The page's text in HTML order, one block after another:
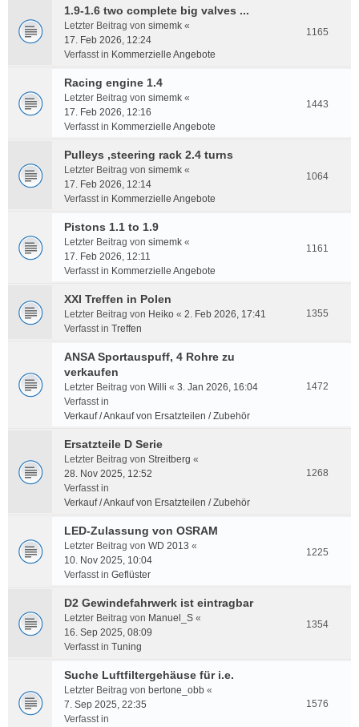
1.9-1.6 two complete big valves ...
Letzter Beitrag von simemk «
17. Feb 2026, 12:24
Verfasst in Kommerzielle Angebote
1165
Racing engine 1.4
Letzter Beitrag von simemk «
17. Feb 2026, 12:16
Verfasst in Kommerzielle Angebote
1443
Pulleys ,steering rack 2.4 turns
Letzter Beitrag von simemk «
17. Feb 2026, 12:14
Verfasst in Kommerzielle Angebote
1064
Pistons 1.1 to 1.9
Letzter Beitrag von simemk «
17. Feb 2026, 12:11
Verfasst in Kommerzielle Angebote
1161
XXI Treffen in Polen
Letzter Beitrag von Heiko « 2. Feb 2026, 17:41
Verfasst in Treffen
1355
ANSA Sportauspuff, 4 Rohre zu
verkaufen
Letzter Beitrag von Willi « 3. Jan 2026, 16:04
Verfasst in
Verkauf / Ankauf von Ersatzteilen / Zubehör
1472
Ersatzteile D Serie
Letzter Beitrag von Streitberg «
28. Nov 2025, 12:52
Verfasst in
Verkauf / Ankauf von Ersatzteilen / Zubehör
1268
LED-Zulassung von OSRAM
Letzter Beitrag von WD 2013 «
10. Nov 2025, 10:04
Verfasst in Geflüster
1225
D2 Gewindefahrwerk ist eintragbar
Letzter Beitrag von Manuel_S «
16. Sep 2025, 08:09
Verfasst in Tuning
1354
Suche Luftfiltergehäuse für i.e.
Letzter Beitrag von bertone_obb «
7. Sep 2025, 22:35
Verfasst in
1576